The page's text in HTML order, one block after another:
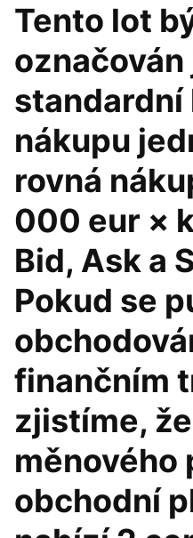
Tento lot
označován
standardní
nákupu
rovná
000 eur ×
Bid, Ask a
Pokud se
finančním
zjistíme,
měnového
obchodní